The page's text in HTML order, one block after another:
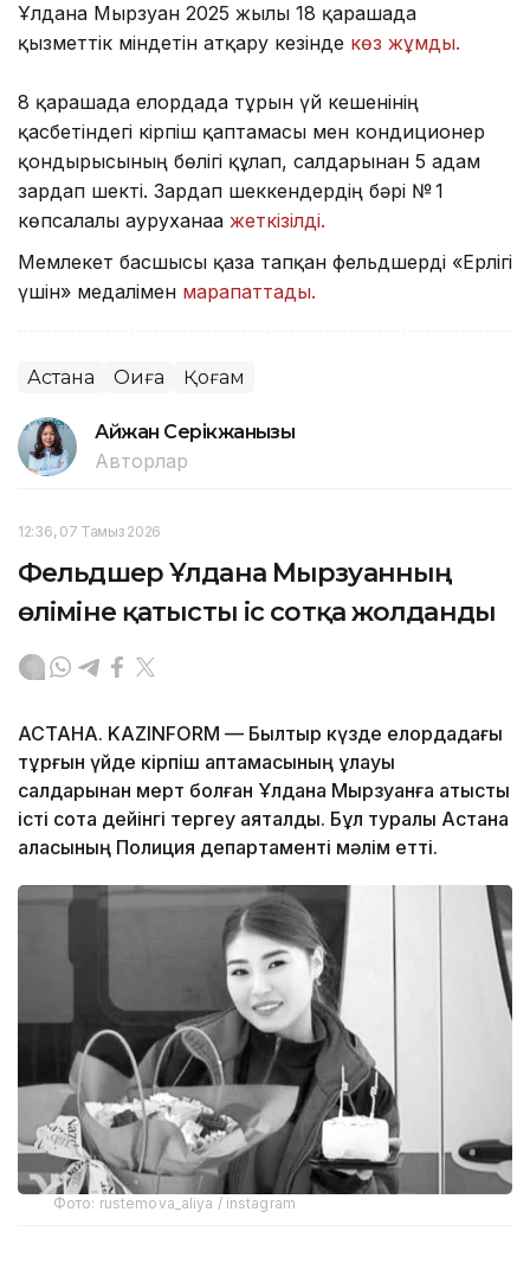
Ұлдана Мырзуан 2025 жылғы 18 қарашада
қызметтік міндетін атқару кезінде көз жұмды.
8 қарашада елордада тұрғын үй кешенінің
қасбетіндегі кірпіш қаптамасы мен кондиционер
қондырғысының бөлігі құлап, салдарынан 5 адам
зардап шекті. Зардап шеккендердің бәрі № 1
көпсалалы ауруханаға жеткізілді.
Мемлекет басшысы қаза тапқан фельдшерді «Ерлігі
үшін» медалімен марапаттады.
Астана Оқиға Қоғам
Айжан Серікжанқызы
Авторлар
12:36, 07 Тамыз 2026
Фельдшер Ұлдана Мырзуанның
өліміне қатысты іс сотқа жолданды
АСТАНА. KAZINFORM — Былтыр күзде елордадағы
тұрғын үйде кірпіш қаптамасының құлауы
салдарынан мерт болған Ұлдана Мырзуанға қатысты
істі сотқа дейінгі тергеу аяқталды. Бұл туралы Астана
қаласының Полиция департаменті мәлім етті.
Фото: rustemova_aliya / instagram